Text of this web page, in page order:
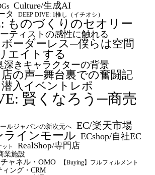
Culture/生成AI
タ DEEP DIVE: 1推し（イチオシ）
ものづくりのセオリー
ティストの感性に触れる
ボーダーレス─僕らは空間
エイトする
深きキャラクターの背景
店の声─舞台裏での奮闘記
潜入イベントレポ
賢くなろう─商売
ルジャパンの新次元へ EC/楽天市場
ラインモール ECshop/自社EC
ット RealShop/専門店
業施設
ャネル・OMO
【Buying】フルフィルメント
ィング・CRM